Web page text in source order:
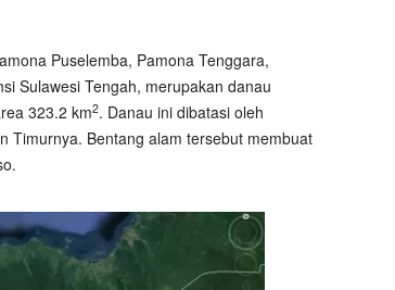
Puselemba, Pamona Tenggara,
Sulawesi Tengah, merupakan danau
323.2 km2. Danau ini dibatasi oleh
Timurnya. Bentang alam tersebut membuat